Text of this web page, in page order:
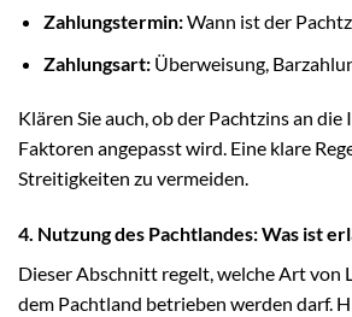
Zahlungstermin:Wann ist der
Zahlungsart:Überweisung,
Klären Sie auch, ob der Pachtzins an
Faktoren angepasst wird. Eine klare
Streitigkeiten zu vermeiden.
4. Nutzung des Pachtlandes: Was ist
Dieser Abschnitt regelt, welche Art von
dem Pachtland betrieben werden darf.